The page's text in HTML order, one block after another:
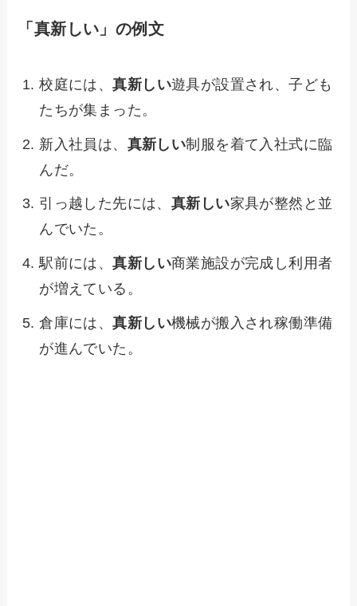
「真新しい」の例文
校庭には、真新しい遊具が設置され、子ども
たちが集まった。
新入社員は、 真新しい制服を着て入社式に臨
んだ。
引っ越した先には、 真新しい家具が整然と並
んでいた。
駅前には、真新しい商業施設が完成し利用者
が増えている。
倉庫には、真新しい機械が搬入され稼働準備
が進んでいた。